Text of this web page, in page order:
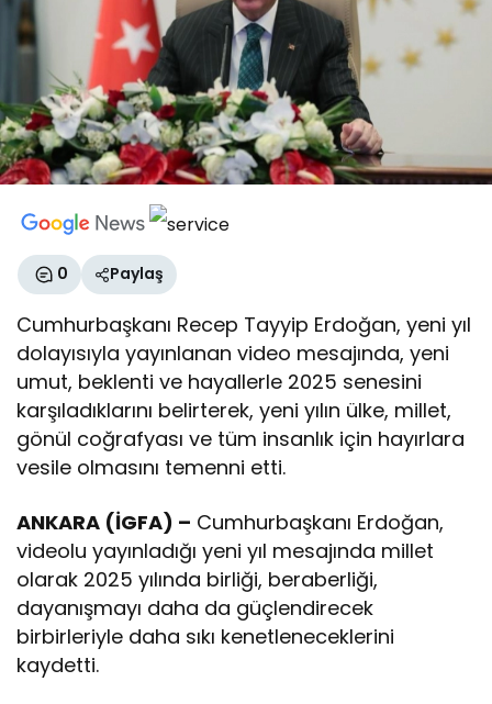
0 Paylaş
Cumhurbaşkanı Recep Tayyip Erdoğan, yeni yıl
dolayısıyla yayınlanan video mesajında, yeni
umut, beklenti ve hayallerle 2025 senesini
karşıladıklarını belirterek, yeni yılın ülke, millet,
gönül coğrafyası ve tüm insanlık için hayırlara
vesile olmasını temenni etti.
ANKARA (İGFA) – Cumhurbaşkanı Erdoğan,
videolu yayınladığı yeni yıl mesajında millet
olarak 2025 yılında birliği, beraberliği,
dayanışmayı daha da güçlendirecek
birbirleriyle daha sıkı kenetleneceklerini
kaydetti.